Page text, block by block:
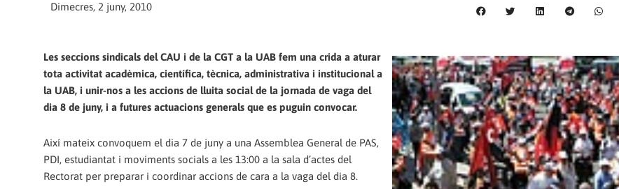
Dimecres, 2 juny, 2010
Les seccions sindicals del CAU i de la CGT a la UAB fem una crida a aturar
tota activitat acadèmica, científica, tècnica, administrativa i institucional a
la UAB, i unir-nos a les accions de lluita social de la jornada de vaga del
dia 8 de juny, i a futures actuacions generals que es puguin convocar.
Així mateix convoquem el dia 7 de juny a una Assemblea General de PAS,
PDI, estudiantat i moviments socials a les 13:00 a la sala d’actes del
Rectorat per preparar i coordinar accions de cara a la vaga del dia 8.